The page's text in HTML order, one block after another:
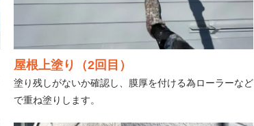
屋根上塗り（2回目）
塗り残しがないか確認し、膜厚を付ける為ローラーなど
で重ね塗りします。